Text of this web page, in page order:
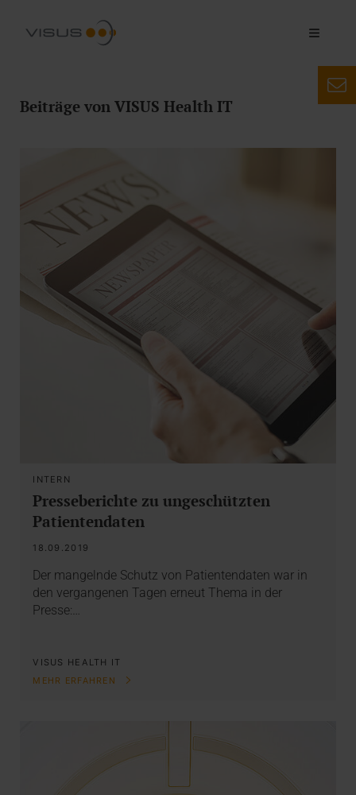
Beiträge von VISUS Health IT
INTERN
Presseberichte zu ungeschützten
Patientendaten
18.09.2019
Der mangelnde Schutz von Patientendaten war in
den vergangenen Tagen erneut Thema in der
Presse:…
VISUS HEALTH IT
MEHR ERFAHREN